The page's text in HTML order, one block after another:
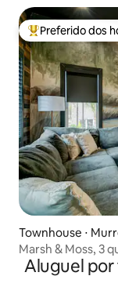
Entre os
Preferido dos
Townhouse ⋅
Marsh & Moss, 3
Golfe
Aluguel